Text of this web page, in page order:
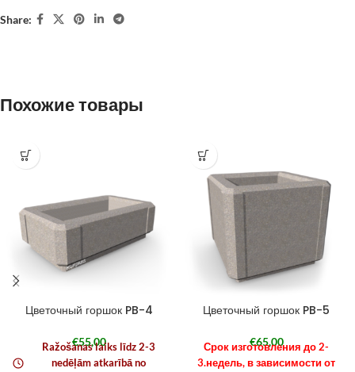
Share:
Похожие товары
Цветочный горшок PB-4
€55,00
Ražošanas laiks līdz 2-3
nedēļām atkarībā no
Цветочный горшок PB-5
€65,00
Срок изготовления до 2-
3.недель, в зависимости от